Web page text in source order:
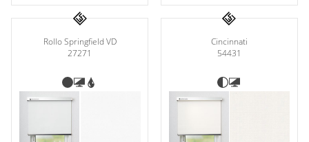
Rollo Springfield VD
27271
Cincinnati
54431